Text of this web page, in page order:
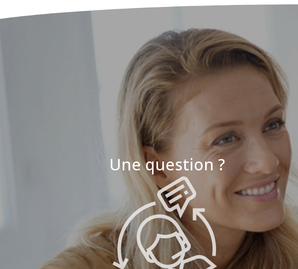
Une question ?